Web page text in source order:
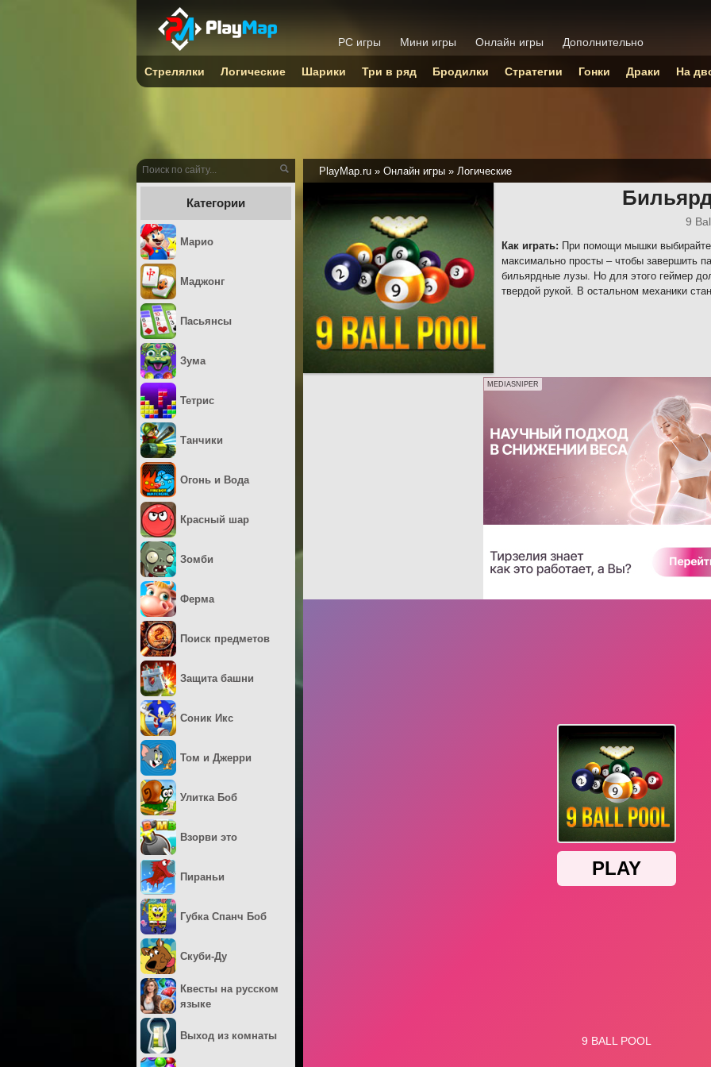
PlayMap.ru » Онлайн игры » Логические
9
Как играть: При помощи мышки
максимально просты – чтобы завершить
бильярдные лузы. Но для этого геймер
твердой рукой. В остальном механики
MEDIASNIPER
Категории
Марио
Маджонг
Пасьянсы
Зума
Тетрис
Танчики
Огонь и Вода
Красный шар
Зомби
Ферма
Поиск предметов
Защита башни
Соник Икс
Том и Джерри
Улитка Боб
Взорви это
Пираньи
Губка Спанч Боб
Скуби-Ду
Квесты на русском
языке
Выход из комнаты
PC игры Мини игры Онлайн игры Дополнительно
Стрелялки Логические Шарики Три в ряд Бродилки Стратегии Гонки Драки На